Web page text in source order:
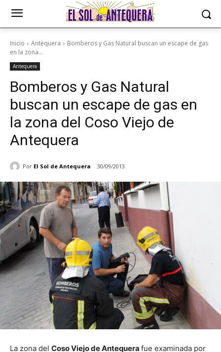
Inicio Antequera
Bomberos y Gas Natural buscan un escape de gas
en la zona...
Antequera
Bomberos y Gas Natural
buscan un escape de gas en
la zona del Coso Viejo de
Antequera
Por El Sol de Antequera 30/09/2013
La zona del Coso Viejo de Antequera fue examinada por